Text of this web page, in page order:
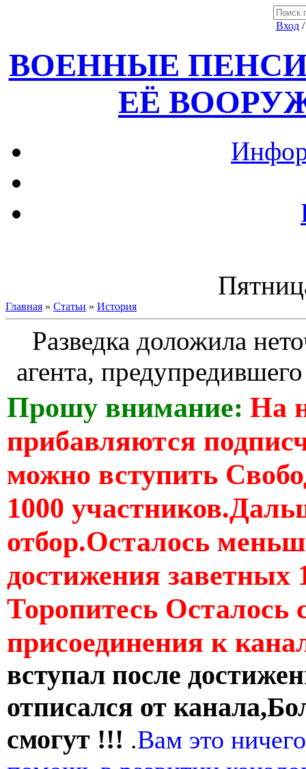
Вход
ВОЕННЫЕ
ЕЁ
Главная » Статьи » История
Разведка доложила
агента,
Прошу внимание: На
прибавляются
можно вступить
1000
отбор.Осталось
достижения заветных
Торопитесь Осталось
присоединения к
вступал после
отписался от
смогут !!! .Вам это